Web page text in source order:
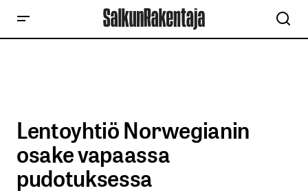
Lentoyhtiö Norwegianin
osake vapaassa
pudotuksessa